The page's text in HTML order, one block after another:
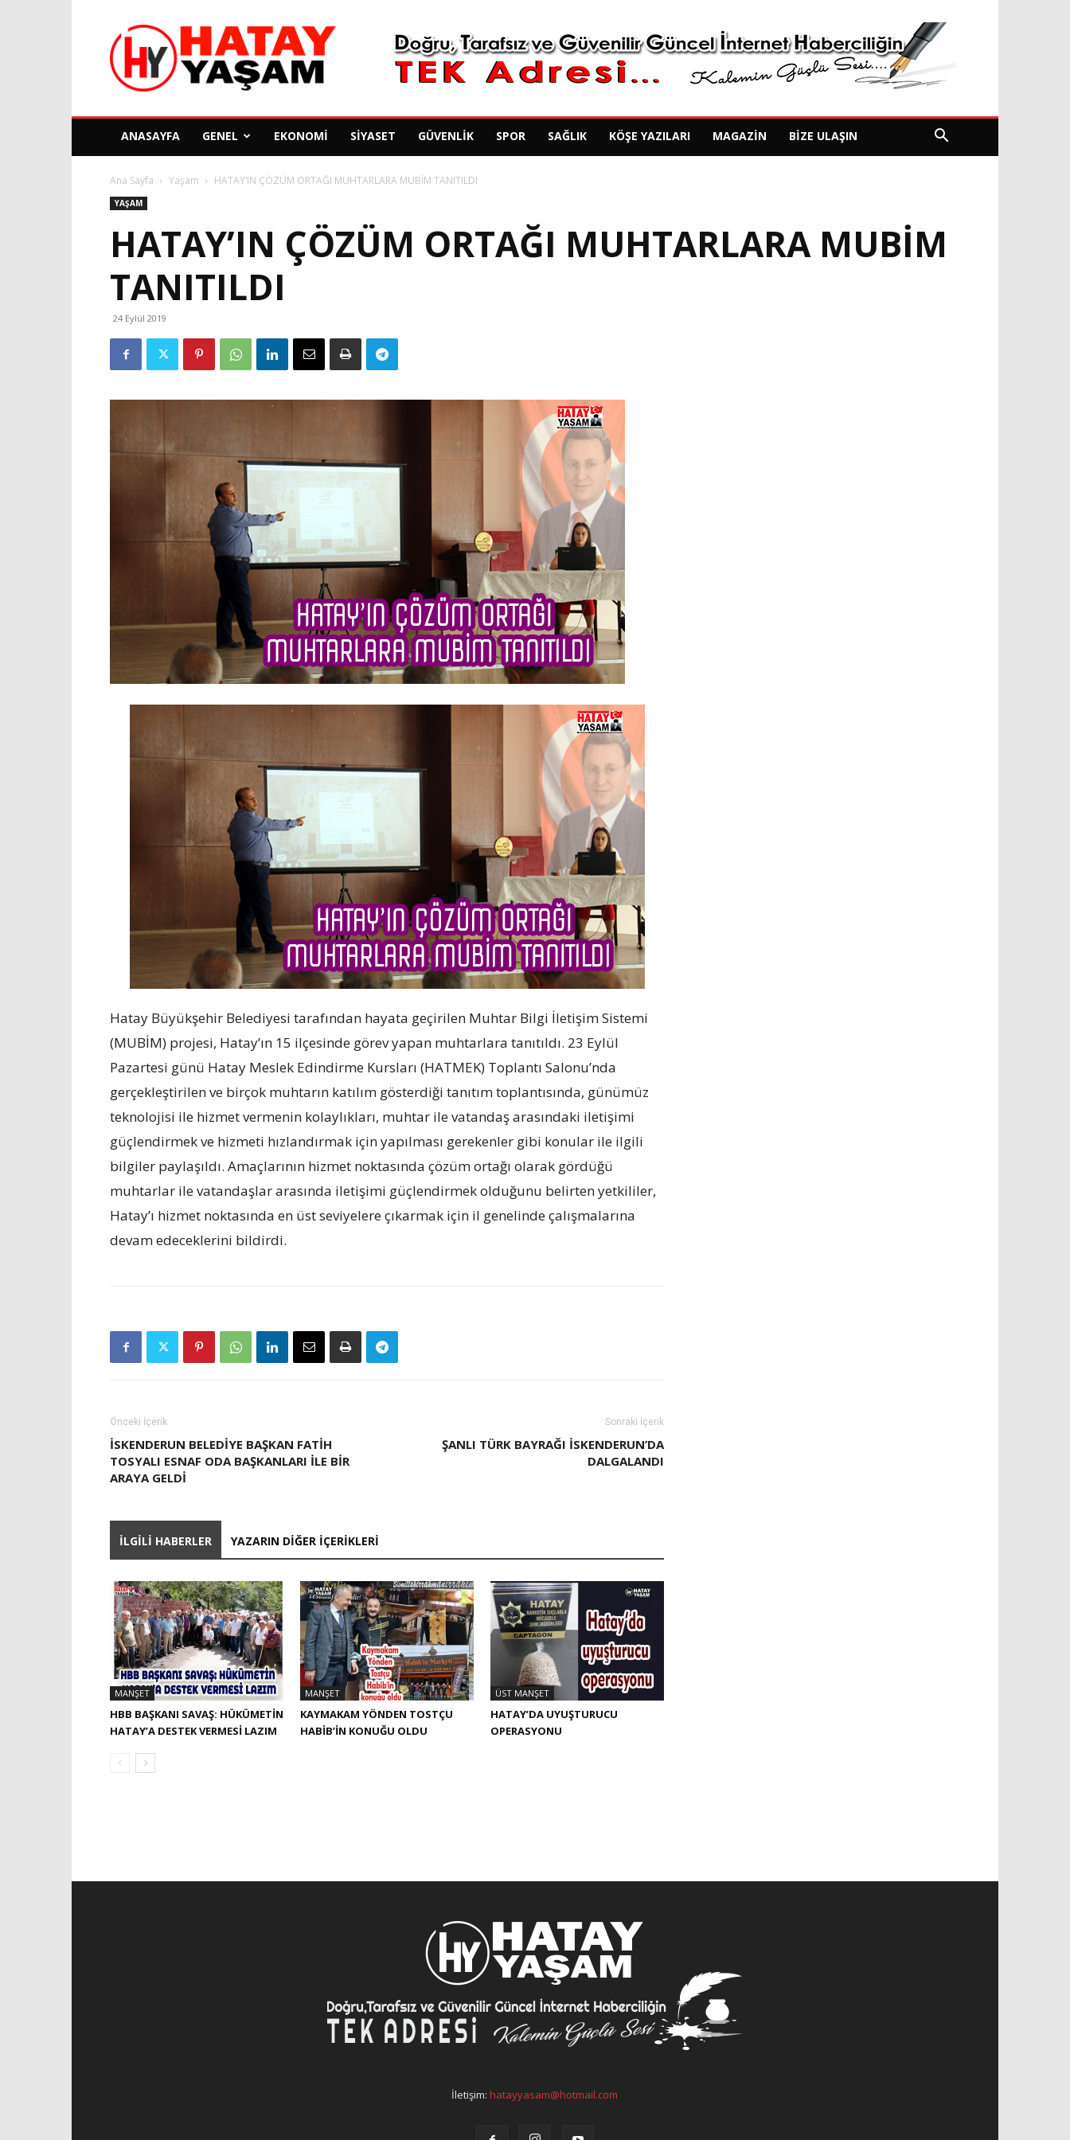
Hatay
Yaşam
Gazetesi
ANASAYFA GENEL EKONOMI SIYASET GÜVENLIK SPOR SAĞLIK KÖŞE YAZILARI MAGAZIN BIZE ULAŞIN
Ana Sayfa Yaşam HATAY’IN ÇÖZÜM ORTAĞI MUHTARLARA MUBİM TANITILDI
YAŞAM
HATAY’IN ÇÖZÜM ORTAĞI MUHTARLARA MUBİM
TANITILDI
24 Eylül 2019
Hatay Büyükşehir Belediyesi tarafından hayata geçirilen Muhtar Bilgi İletişim Sistemi
(MUBİM) projesi, Hatay’ın 15 ilçesinde görev yapan muhtarlara tanıtıldı. 23 Eylül
Pazartesi günü Hatay Meslek Edindirme Kursları (HATMEK) Toplantı Salonu’nda
gerçekleştirilen ve birçok muhtarın katılım gösterdiği tanıtım toplantısında, günümüz
teknolojisi ile hizmet vermenin kolaylıkları, muhtar ile vatandaş arasındaki iletişimi
güçlendirmek ve hizmeti hızlandırmak için yapılması gerekenler gibi konular ile ilgili
bilgiler paylaşıldı. Amaçlarının hizmet noktasında çözüm ortağı olarak gördüğü
muhtarlar ile vatandaşlar arasında iletişimi güçlendirmek olduğunu belirten yetkililer,
Hatay’ı hizmet noktasında en üst seviyelere çıkarmak için il genelinde çalışmalarına
devam edeceklerini bildirdi.
Önceki İçerik
İSKENDERUN BELEDİYE BAŞKAN FATİH
TOSYALI ESNAF ODA BAŞKANLARI İLE BİR
ARAYA GELDİ
Sonraki İçerik
ŞANLI TÜRK BAYRAĞI İSKENDERUN’DA
DALGALANDI
İLGILI HABERLER YAZARIN DIĞER İÇERIKLERI
MANŞET
HBB BAŞKANI SAVAŞ: HÜKÜMETİN
HATAY’A DESTEK VERMESİ LAZIM
MANŞET
KAYMAKAM YÖNDEN TOSTÇU
HABIB’IN KONUĞU OLDU
ÜST MANŞET
HATAY’DA UYUŞTURUCU
OPERASYONU
İletişim:hatayyasam@hotmail.com